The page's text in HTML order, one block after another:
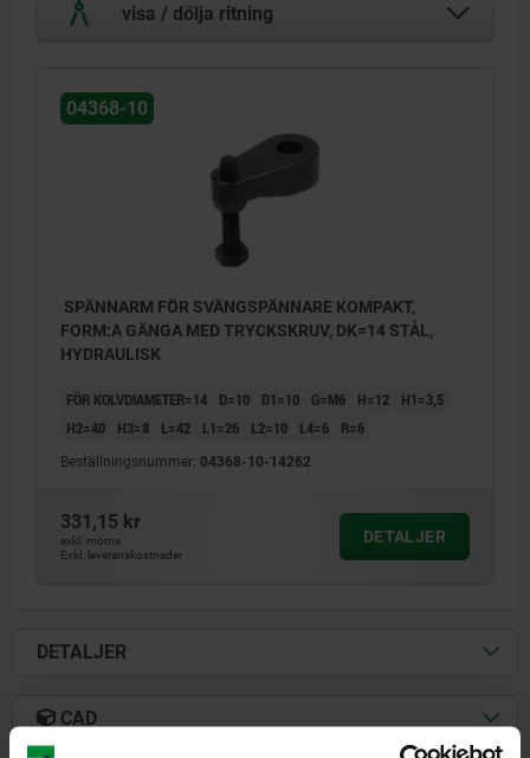
visa / dölja ritning
04368-10
SPÄNNARM FÖR SVÄNGSPÄNNARE KOMPAKT,
FORM:A GÄNGA MED TRYCKSKRUV, DK=14 STÅL,
HYDRAULISK
FÖR KOLVDIAMETER=14 D=10 D1=10 G=M6 H=12
H1=3,5
H2=40
H3=8 L=42 L1=26 L2=10 L4=6 R=6
Beställningsnummer: 04368-10-14262
331,15 kr
exkl. moms
Exkl. leveranskostnader
DETALJER
DETALJER
CAD